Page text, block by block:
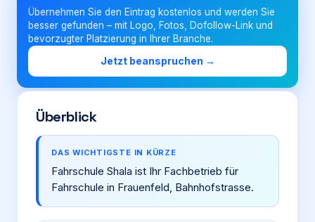
Firma eintragen
Übernehmen Sie den Eintrag kostenlos und werden Sie
besser gefunden – mit Logo, Fotos, Dofollow-Link und
bevorzugter Platzierung in Ihrer Branche.
Jetzt beanspruchen →
Überblick
DAS WICHTIGSTE IN KÜRZE
Fahrschule Shala ist Ihr Fachbetrieb für
Fahrschule in Frauenfeld, Bahnhofstrasse.